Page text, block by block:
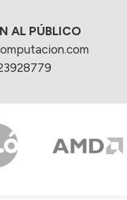
AL PÚBLICO